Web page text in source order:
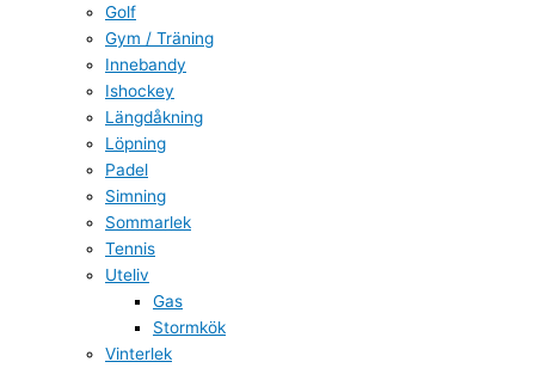
Golf
Gym / Träning
Innebandy
Ishockey
Längdåkning
Löpning
Padel
Simning
Sommarlek
Tennis
Uteliv
Gas
Stormkök
Vinterlek